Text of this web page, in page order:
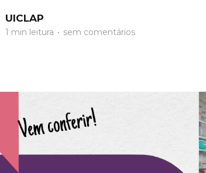
UICLAP
1 min leitura • sem comentários